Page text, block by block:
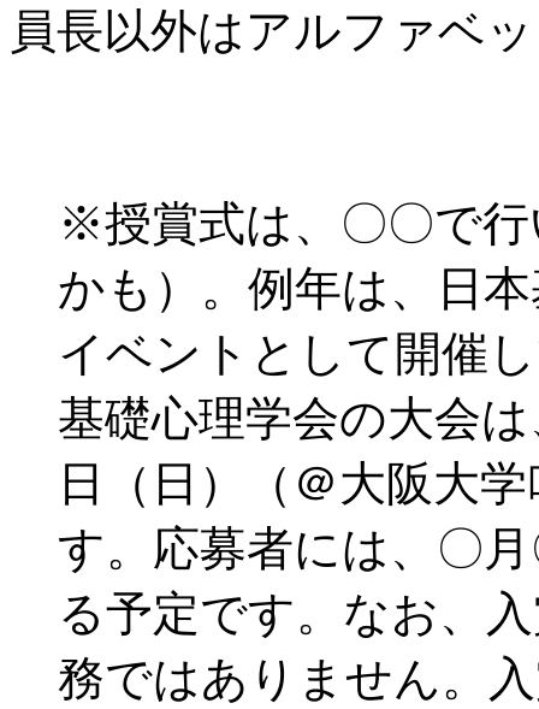
員長以外はアルファベ
※授賞式は、〇〇で
かも）。例年は、日
イベントとして開催
基礎心理学会の大会
日（日）（＠大阪大
す。応募者には、〇
る予定です。なお、
務ではありません。